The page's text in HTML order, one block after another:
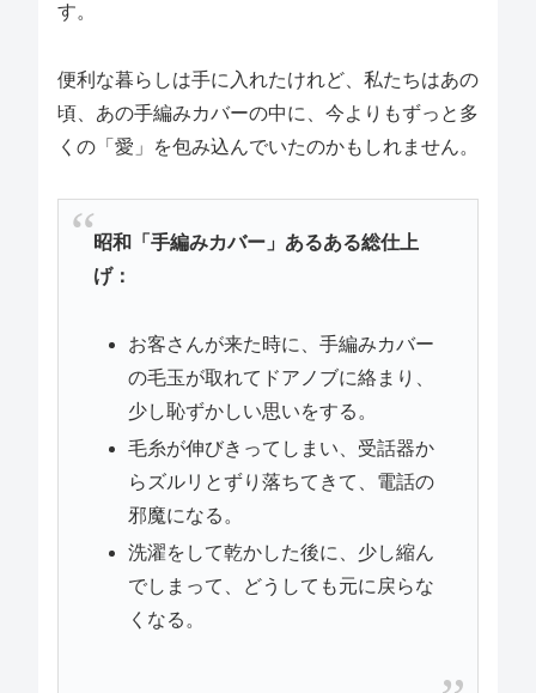
す。
便利な暮らしは手に入れたけれど、私たちはあの
頃、あの手編みカバーの中に、今よりもずっと多
くの「愛」を包み込んでいたのかもしれません。
昭和「手編みカバー」あるある総仕上
げ：
お客さんが来た時に、手編みカバー
の毛玉が取れてドアノブに絡まり、
少し恥ずかしい思いをする。
毛糸が伸びきってしまい、受話器か
らズルリとずり落ちてきて、電話の
邪魔になる。
洗濯をして乾かした後に、少し縮ん
でしまって、どうしても元に戻らな
くなる。